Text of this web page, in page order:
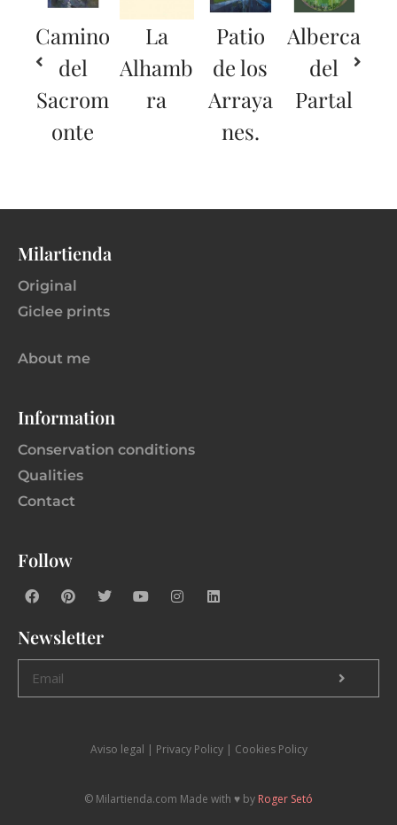
Camino
del
Sacrom
onte
La
Alhamb
ra
Patio
de los
Arraya
nes.
Alberca
del
Partal
Milartienda
Original
Giclee prints
About me
Information
Conservation conditions
Qualities
Contact
Follow
Newsletter
Aviso legal | Privacy Policy | Cookies Policy
© Milartienda.com Made with ♥️ by Roger Setó